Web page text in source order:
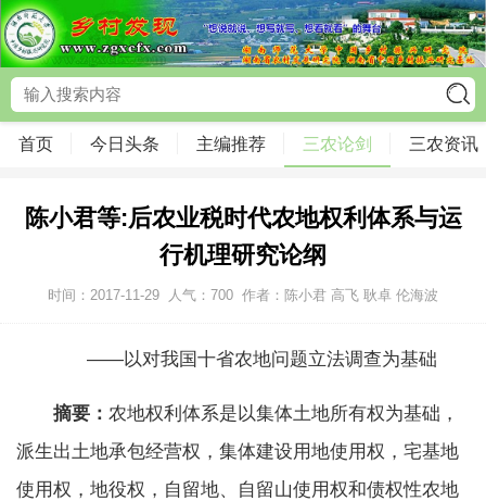
首页 今日头条 主编推荐 三农论剑 三农资讯
陈小君等:后农业税时代农地权利体系与运
行机理研究论纲
时间：2017-11-29 人气： 700 作者：陈小君 高飞 耿卓 伦海波
——以对我国十省农地问题立法调查为基础
摘要： 农地权利体系是以集体土地所有权为基础，
派生出土地承包经营权，集体建设用地使用权，宅基地
使用权，地役权，自留地、自留山使用权和债权性农地